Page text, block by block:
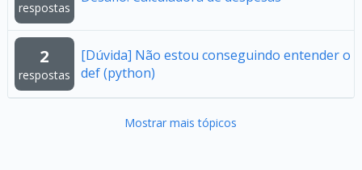
respostas
2
respostas
[Dúvida] Não estou conseguindo entender o
def (python)
Mostrar mais tópicos